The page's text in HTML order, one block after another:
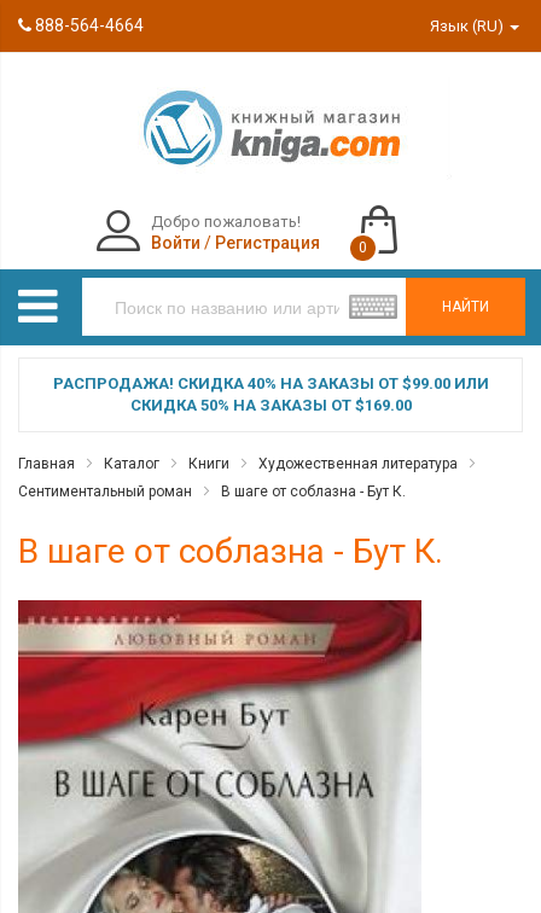
888-564-4664 Язык (RU)
НАЙТИ
Добро пожаловать!
Войти / Регистрация 0
РАСПРОДАЖА! СКИДКА 40% НА ЗАКАЗЫ ОТ $99.00 ИЛИ
СКИДКА 50% НА ЗАКАЗЫ ОТ $169.00
Главная Каталог Книги
Художественная литература
Сентиментальный роман
В шаге от соблазна - Бут К.
В шаге от соблазна - Бут К.